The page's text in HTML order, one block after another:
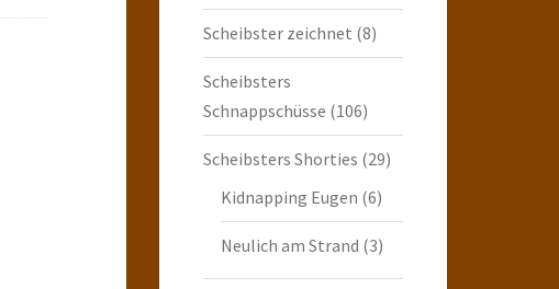
Scheibster zeichnet (8)
Scheibsters
Schnappschüsse (106)
Scheibsters Shorties (29)
Kidnapping Eugen (6)
Neulich am Strand (3)